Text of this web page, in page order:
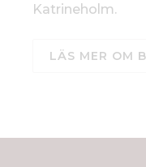
Katrineholm.
LÄS MER OM